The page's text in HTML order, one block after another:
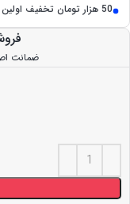
50 هزار تومان تخفیف اولین خرید با کد TESLA
ضمانت